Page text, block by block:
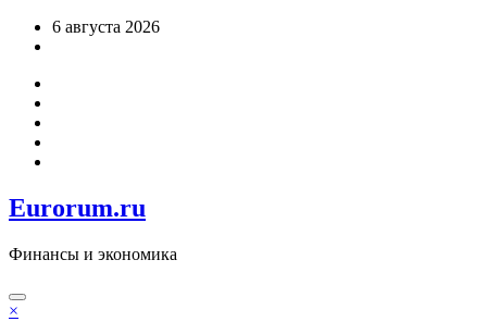
Перейти6 августа 2026
Eurorum.ru
Финансы и экономика
×